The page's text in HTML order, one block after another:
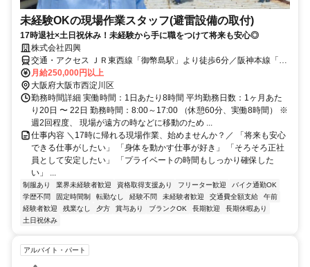
未経験OKの現場作業スタッフ(避雷設備の取付)
17時退社×土日祝休み！未経験から手に職をつけて将来も安心◎
株式会社四興
交通・アクセス ＪＲ東西線「御幣島駅」より徒歩6分／阪神本線「千
船駅」より徒歩10分
月給250,000円以上
大阪府大阪市西淀川区
勤務時間詳細 実働時間：1日あたり8時間 平均勤務日数：1ヶ月あた
り20日 〜 22日 勤務時間：8:00～17:00 （休憩60分、実働8時間） ※
週2回程度、 現場が遠方の時などに移動のため ...
仕事内容 ＼17時に帰れる現場作業、始めませんか？／ 「将来も安心
できる仕事がしたい」 「身体を動かす仕事が好き」 「そろそろ正社
員として安定したい」 「プライベートの時間もしっかり確保した
い」 ...
制服あり 業界未経験者歓迎 資格取得支援あり フリーター歓迎
バイク通勤OK
学歴不問
固定時間制 転勤なし 経験不問 未経験者歓迎 交通費全額支給
午前
経験者歓迎
残業なし 夕方 賞与あり ブランクOK 長期歓迎
長期休暇あり
土日祝休み
アルバイト・パート